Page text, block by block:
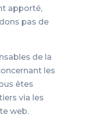
apporté,
pas de
de la
les
êtes
via les
web.